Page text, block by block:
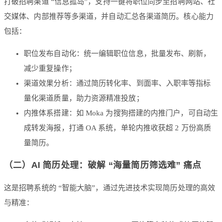
交媒体、内部推荐等多渠道，并自动汇总各渠道简历。核心能力
包括：
职位发布自动化：统一编辑职位信息，批量发布、刷新，
减少重复操作；
渠道效果分析：通过简历转化率、到面率、入职率等指标
量化渠道质量，助力资源精准投放；
内推体系搭建：如 Moka 为搜狗搭建的内推门户，可自动生
成转发海报，打通 OA 系统，单轮内推收获超 2 万份高质
量简历。
（二）AI 简历处理：破解 “海量简历筛选难” 痛点
这是招聘系统的 “智能大脑”，通过先进技术实现简历处理的高效
与精准：